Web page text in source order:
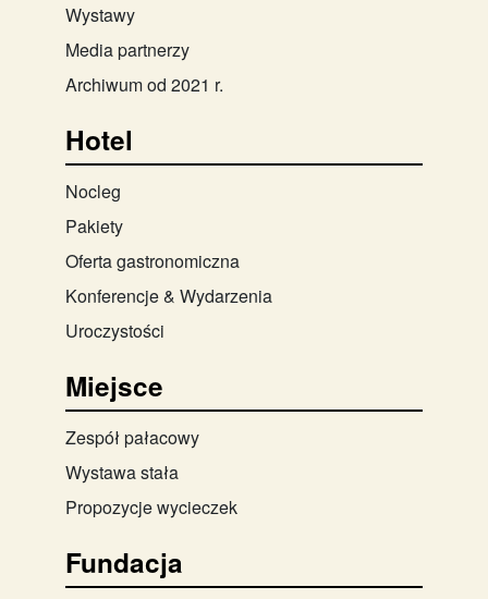
Wystawy
Media partnerzy
Archiwum od 2021 r.
Hotel
Nocleg
Pakiety
Oferta gastronomiczna
Konferencje & Wydarzenia
Uroczystości
Miejsce
Zespół pałacowy
Wystawa stała
Propozycje wycieczek
Fundacja